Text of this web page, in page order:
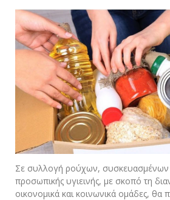
Σε συλλογή ρούχων, συσκευασμένων
προσωπικής υγιεινής, με σκοπό τη
οικονομικά και κοινωνικά ομάδες, θα